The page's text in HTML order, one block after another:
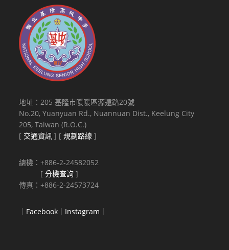
地址：205 基隆市暖暖區源遠路20號
No.20, Yuanyuan Rd., Nuannuan Dist., Keelung City
205, Taiwan (R.O.C.)
[ 交通資訊 ] [規劃路線 ]
總機：+886-2-24582052
[分機查詢 ]
傳真：+886-2-24573724
｜ Facebook ｜ Instagram ｜